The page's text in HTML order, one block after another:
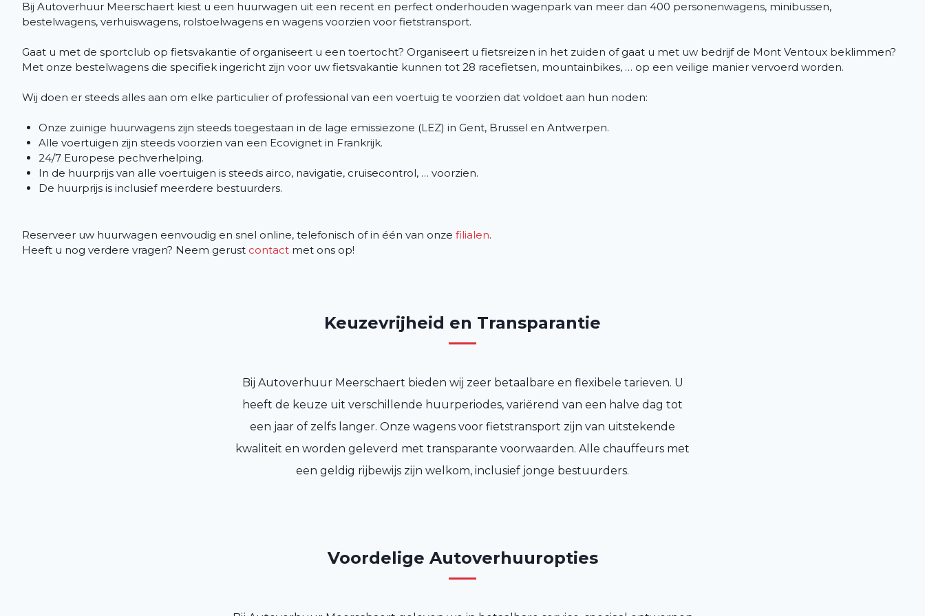
Bij Autoverhuur Meerschaert kiest u een huurwagen uit een recent en perfect onderhouden wagenpark van meer dan 400 personenwagens, minibussen,
bestelwagens, verhuiswagens, rolstoelwagens en wagens voorzien voor fietstransport.
Gaat u met de sportclub op fietsvakantie of organiseert u een toertocht? Organiseert u fietsreizen in het zuiden of gaat u met uw bedrijf de Mont Ventoux beklimmen?
Met onze bestelwagens die specifiek ingericht zijn voor uw fietsvakantie kunnen tot 28 racefietsen, mountainbikes, … op een veilige manier vervoerd worden.
Wij doen er steeds alles aan om elke particulier of professional van een voertuig te voorzien dat voldoet aan hun noden:
Onze zuinige huurwagens zijn steeds toegestaan in de lage emissiezone (LEZ) in Gent, Brussel en Antwerpen.
Alle voertuigen zijn steeds voorzien van een Ecovignet in Frankrijk.
24/7 Europese pechverhelping.
In de huurprijs van alle voertuigen is steeds airco, navigatie, cruisecontrol, … voorzien.
De huurprijs is inclusief meerdere bestuurders.
Reserveer uw huurwagen eenvoudig en snel online, telefonisch of in één van onze filialen.
Heeft u nog verdere vragen? Neem gerust contact met ons op!
Keuzevrijheid en Transparantie
Bij Autoverhuur Meerschaert bieden wij zeer betaalbare en flexibele tarieven. U
heeft de keuze uit verschillende huurperiodes, variërend van een halve dag tot
een jaar of zelfs langer. Onze wagens voor fietstransport zijn van uitstekende
kwaliteit en worden geleverd met transparante voorwaarden. Alle chauffeurs met
een geldig rijbewijs zijn welkom, inclusief jonge bestuurders.
Voordelige Autoverhuuropties